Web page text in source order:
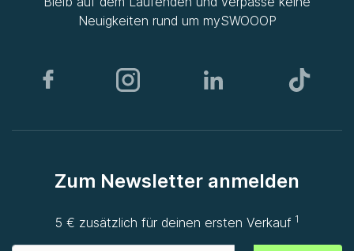
Neuigkeiten rund um mySWOOOP
Zum Newsletter anmelden
5 € zusätzlich für deinen ersten Verkauf1